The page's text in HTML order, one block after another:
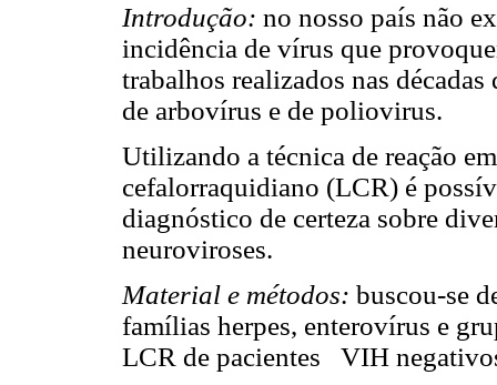
Introdução: no nosso país não
incidência de vírus que
trabalhos realizados nas
de arbovírus e de poliovirus.
Utilizando a técnica de reação
cefalorraquidiano (LCR) é
diagnóstico de certeza sobre
neuroviroses.
Material e métodos: buscou-se
famílias herpes, enterovírus e
LCR de pacientes
VIH